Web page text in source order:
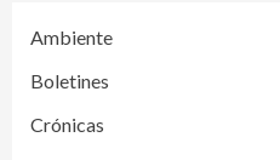
Ambiente
Boletines
Crónicas